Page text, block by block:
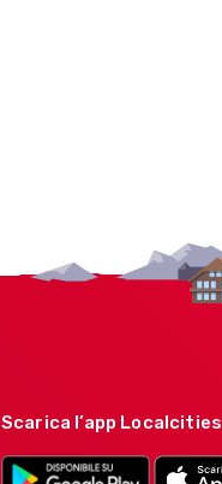
Scarica l’app Localcities